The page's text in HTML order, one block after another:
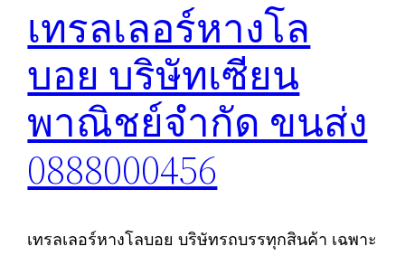
เทรลเลอร์หางโล
บอย บริษัทเซียน
พาณิชย์จำกัด ขนส่ง
0888000456
เทรลเลอร์หางโลบอย บริษัทรถบรรทุกสินค้า เฉพาะ